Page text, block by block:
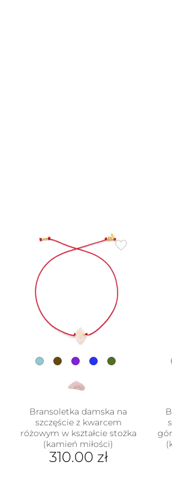
Bransoletka damska na
szczęście z kwarcem
różowym w kształcie stożka
(kamień miłości)
310.00 zł